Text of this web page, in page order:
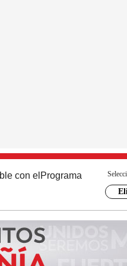
con el Programa